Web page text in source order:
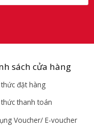
sách cửa hàng
đặt hàng
thanh toán
Voucher/ E-voucher